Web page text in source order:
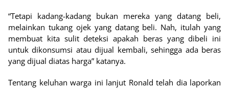
“Tetapi kadang-kadang bukan mereka yang datang beli,
melainkan tukang ojek yang datang beli. Nah, itulah yang
membuat kita sulit deteksi apakah beras yang dibeli ini
untuk dikonsumsi atau dijual kembali, sehingga ada beras
yang dijual diatas harga” katanya.
Tentang keluhan warga ini lanjut Ronald telah dia laporkan